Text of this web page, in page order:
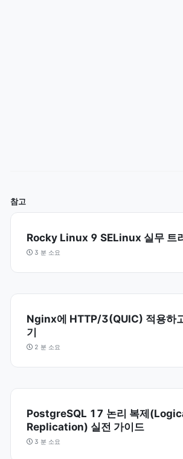
참고
Rocky Linux 9 SELinux 실무 트
3 분 소요
Nginx에 HTTP/3(QUIC) 적용하
기
2 분 소요
PostgreSQL 17 논리 복제
Replication) 실전 가이드
3 분 소요